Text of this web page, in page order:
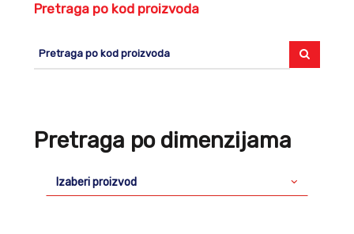
Pretraga po kod proizvoda
Pretraga po dimenzijama
Izaberi proizvod